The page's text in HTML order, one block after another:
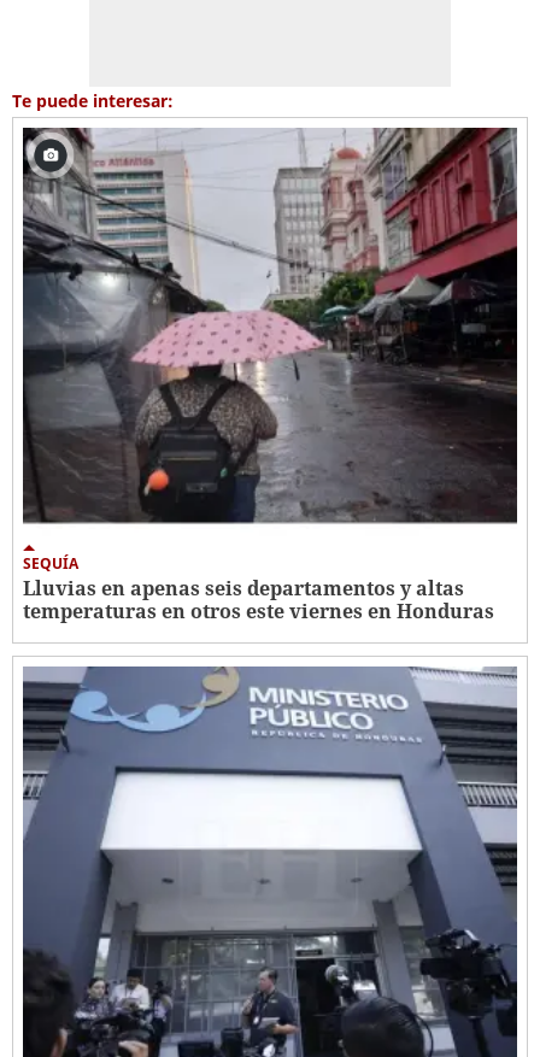
Te puede interesar:
SEQUÍA
Lluvias en apenas seis departamentos y altas
temperaturas en otros este viernes en Honduras